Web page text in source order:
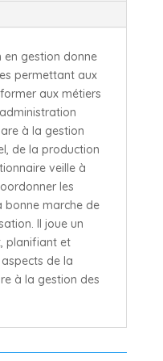
en gestion donne
permettant aux
aux métiers
à la gestion
de la production
veille à
les
bonne marche de
Il joue un
planifiant et
de la
à la gestion des